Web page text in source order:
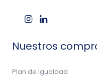
Nuestros
Plan de Igualdad